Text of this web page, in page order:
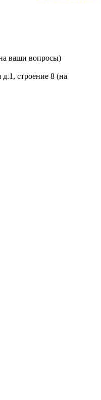
ваши вопросы)
строение 8 (на